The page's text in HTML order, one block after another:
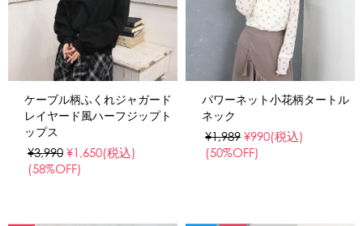
ケーブル柄ふくれジャガード
レイヤード風ハーフジップト
ップス
¥3,990 ¥1,650(税込)
(58%OFF)
パワーネット小花柄タートル
ネック
¥1,989 ¥990(税込)
(50%OFF)